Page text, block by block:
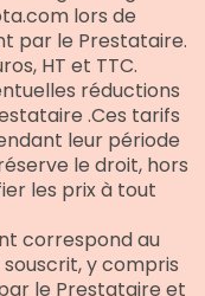
lors de
par le Prestataire.
HT et TTC.
réductions
.Ces tarifs
leur période
le droit, hors
les prix à tout
correspond au
y compris
le Prestataire et